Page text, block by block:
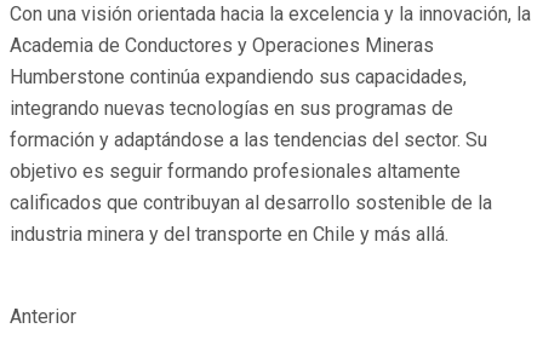
Con una visión orientada hacia la excelencia y la innovación, la
Academia de Conductores y Operaciones Mineras
Humberstone continúa expandiendo sus capacidades,
integrando nuevas tecnologías en sus programas de
formación y adaptándose a las tendencias del sector. Su
objetivo es seguir formando profesionales altamente
calificados que contribuyan al desarrollo sostenible de la
industria minera y del transporte en Chile y más allá.
Anterior